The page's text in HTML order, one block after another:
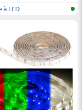
à LED